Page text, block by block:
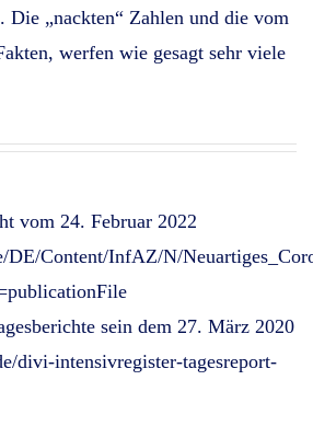
Die „nackten“ Zahlen und die vom
werfen wie gesagt sehr viele
vom 24. Februar 2022
Content/InfAZ/N/
sein dem 27. März 2020
divi-intensivregister-tagesreport-